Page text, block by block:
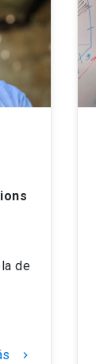
de
keyboard_arrow_right